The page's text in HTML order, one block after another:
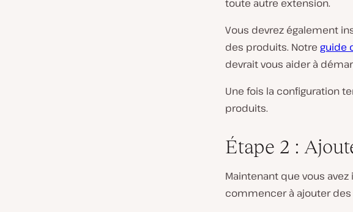
toute autre extension.
Vous devrez également
des produits. Notre guide
devrait vous aider à
Une fois la configuration
produits.
Étape 2 :
Maintenant que vous
commencer à ajouter